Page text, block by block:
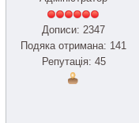
Дописи: 2347
Подяка отримана: 141
Репутація: 45